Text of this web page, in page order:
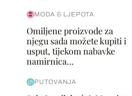
MODA & LJEPOTA
Omiljene proizvode za
njegu sada možete kupiti i
usput, tijekom nabavke
namirnica...
PUTOVANJA